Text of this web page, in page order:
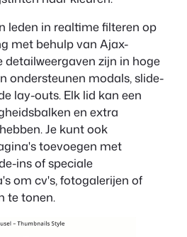
leden in realtime filteren op
met behulp van Ajax-
detailweergaven zijn in hoge
ondersteunen modals, slide-
lay-outs. Elk lid kan een
en extra
Je kunt ook
toevoegen met
ins of speciale
om cv's, fotogalerijen of
te tonen.